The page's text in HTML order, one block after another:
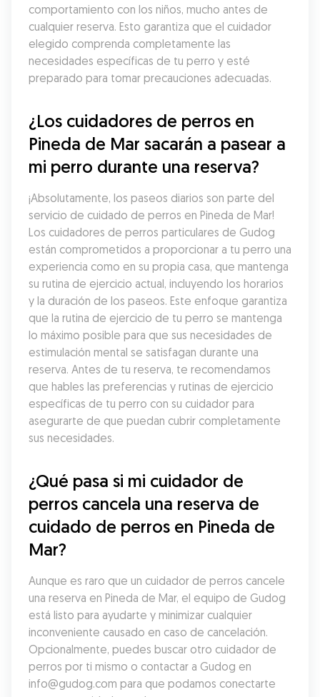
comportamiento con los niños, mucho antes de
cualquier reserva. Esto garantiza que el cuidador
elegido comprenda completamente las
necesidades específicas de tu perro y esté
preparado para tomar precauciones adecuadas.
¿Los cuidadores de perros en
Pineda de Mar sacarán a pasear a
mi perro durante una reserva?
¡Absolutamente, los paseos diarios son parte del
servicio de cuidado de perros en Pineda de Mar!
Los cuidadores de perros particulares de Gudog
están comprometidos a proporcionar a tu perro una
experiencia como en su propia casa, que mantenga
su rutina de ejercicio actual, incluyendo los horarios
y la duración de los paseos. Este enfoque garantiza
que la rutina de ejercicio de tu perro se mantenga
lo máximo posible para que sus necesidades de
estimulación mental se satisfagan durante una
reserva. Antes de tu reserva, te recomendamos
que hables las preferencias y rutinas de ejercicio
específicas de tu perro con su cuidador para
asegurarte de que puedan cubrir completamente
sus necesidades.
¿Qué pasa si mi cuidador de
perros cancela una reserva de
cuidado de perros en Pineda de
Mar?
Aunque es raro que un cuidador de perros cancele
una reserva en Pineda de Mar, el equipo de Gudog
está listo para ayudarte y minimizar cualquier
inconveniente causado en caso de cancelación.
Opcionalmente, puedes buscar otro cuidador de
perros por ti mismo o contactar a Gudog en
info@gudog.com para que podamos conectarte